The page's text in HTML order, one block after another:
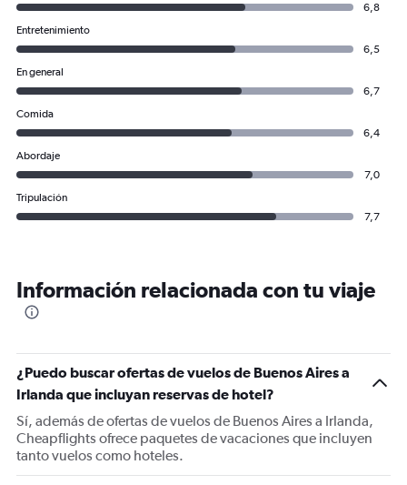
6,8
Entretenimiento
6,5
En general
6,7
Comida
6,4
Abordaje
7,0
Tripulación
7,7
Información relacionada con tu viaje
¿Puedo buscar ofertas de vuelos de Buenos Aires a
Irlanda que incluyan reservas de hotel?
Sí, además de ofertas de vuelos de Buenos Aires a Irlanda,
Cheapflights ofrece paquetes de vacaciones que incluyen
tanto vuelos como hoteles.